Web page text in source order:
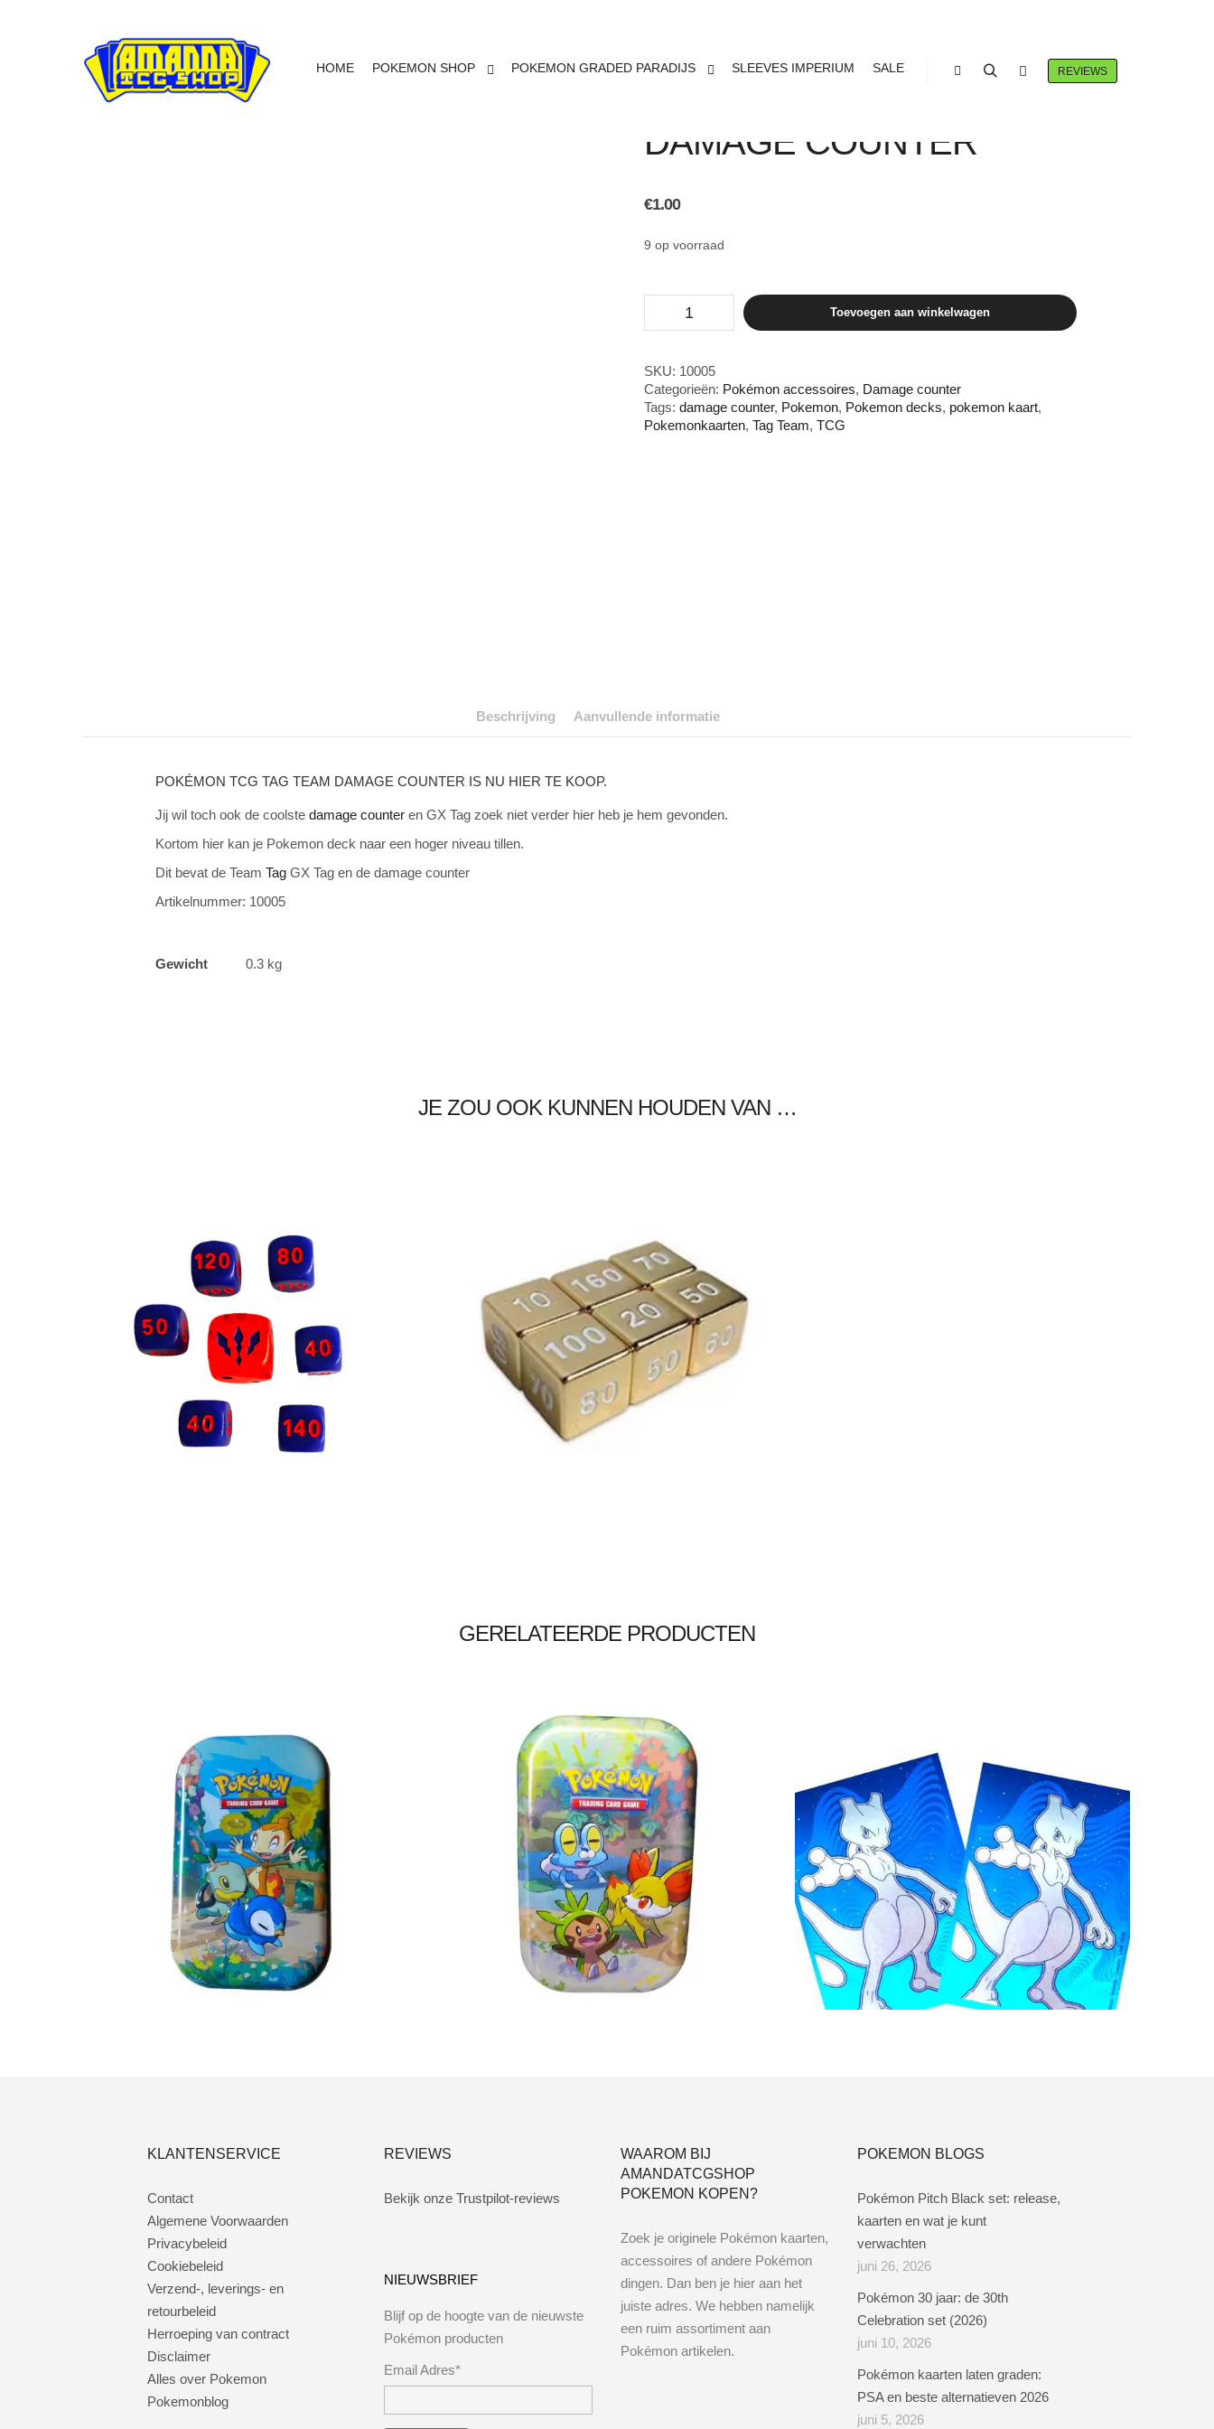
HOME POKEMON SHOP POKEMON GRADED PARADIJS SLEEVES IMPERIUM SALE REVIEWS
DAMAGE COUNTER
€1.00
9 op voorraad
Tag
damage
counter
aantal
Toevoegen aan winkelwagen
SKU: 10005
Categorieën: Pokémon accessoires, Damage counter
Tags:damage counter, Pokemon, Pokemon decks, pokemon kaart,
Pokemonkaarten,Tag Team,TCG
Beschrijving Aanvullende informatie
POKÉMON TCG TAG TEAM DAMAGE COUNTER IS NU HIER TE KOOP.
Jij wil toch ook de coolste damage counter en GX Tag zoek niet verder hier heb je hem gevonden.
Kortom hier kan je Pokemon deck naar een hoger niveau tillen.
Dit bevat de Team Tag GX Tag en de damage counter
Artikelnummer: 10005
Gewicht 0.3 kg
JE ZOU OOK KUNNEN HOUDEN VAN …
€ 1.00
€3.00
GERELATEERDE PRODUCTEN
€3.00 €3.00 € 0.30
KLANTENSERVICE
Contact
Algemene Voorwaarden
Privacybeleid
Cookiebeleid
Verzend-, leverings- en
retourbeleid
Herroeping van contract
Disclaimer
Alles over Pokemon
Pokemonblog
REVIEWS
Bekijk onze Trustpilot-reviews
NIEUWSBRIEF
Blijf op de hoogte van de nieuwste
Pokémon producten
Email Adres*
WAAROM BIJ
AMANDATCGSHOP
POKEMON KOPEN?
Zoek je originele Pokémon kaarten,
accessoires of andere Pokémon
dingen. Dan ben je hier aan het
juiste adres. We hebben namelijk
een ruim assortiment aan
Pokémon artikelen.
POKEMON BLOGS
Pokémon Pitch Black set: release,
kaarten en wat je kunt
verwachten
juni 26, 2026
Pokémon 30 jaar: de 30th
Celebration set (2026)
juni 10, 2026
Pokémon kaarten laten graden:
PSA en beste alternatieven 2026
juni 5, 2026